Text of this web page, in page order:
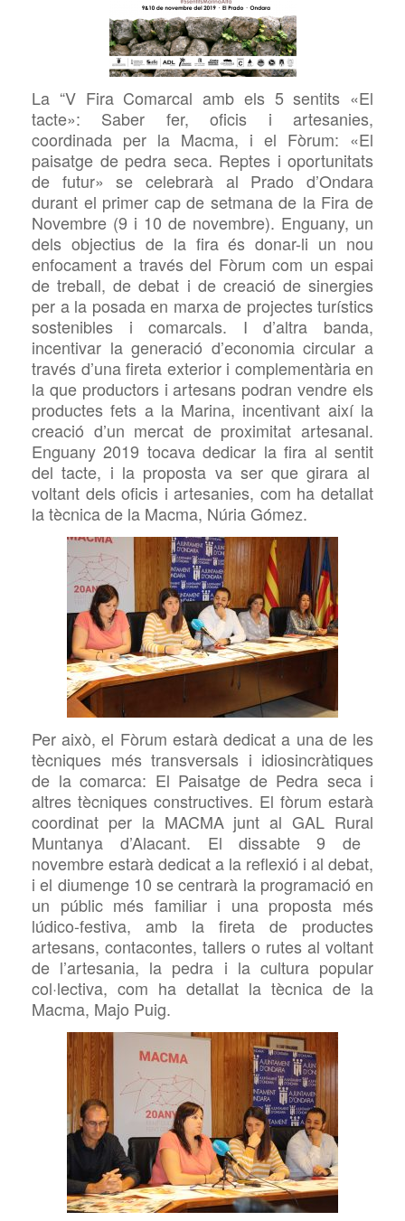
La “V Fira Comarcal amb els 5 sentits «El
tacte»: Saber fer, oficis i artesanies,
coordinada per la Macma, i el Fòrum: «El
paisatge de pedra seca. Reptes i oportunitats
de futur» se celebrarà al Prado d’Ondara
durant el primer cap de setmana de la Fira de
Novembre (9 i 10 de novembre). Enguany, un
dels objectius de la firaés donar-li un nou
enfocament a través del Fòrum com un espai
de treball, de debat i de creació de sinergies
per a la posada en marxa de projectes turístics
sostenibles i comarcals. I d’altra banda,
incentivar la generació d’economia circular a
través d’unafireta exterior i complementària en
la que productors i artesans podran vendre els
productes fets ala Marina, incentivant així la
creació d’un mercat de proximitat artesanal.
Enguany2019 tocava dedicar la fira al sentit
del tacte, i la proposta va ser que girara al
voltant dels oficis i artesanies, com ha detallat
la tècnica de la Macma, Núria Gómez.
Per això, el Fòrum estarà dedicat a una de les
tècniques més transversals i idiosincràtiques
de la comarca: El Paisatge de Pedra seca i
altres tècniques constructives. El fòrum estarà
coordinat per la MACMA junt al GAL Rural
Muntanya d’Alacant. El dissabte9 de
novembreestarà dedicat a la reflexió i al debat,
i el diumenge 10 se centrarà la programació en
un públic més familiar i una proposta més
lúdico-festiva, amb la
fireta de productes
artesans, contacontes, tallers o rutes al voltant
de l’artesania, la pedra i la cultura popular
col·lectiva, com ha detallat la tècnica de la
Macma, Majo Puig.